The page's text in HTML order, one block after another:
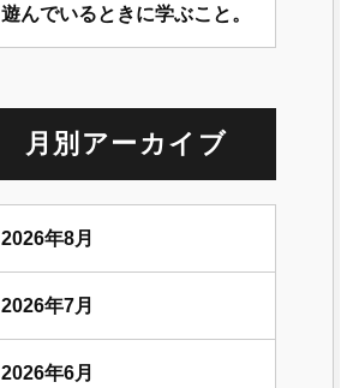
遊んでいるときに学ぶこと。
月別アーカイブ
2026年8月
2026年7月
2026年6月